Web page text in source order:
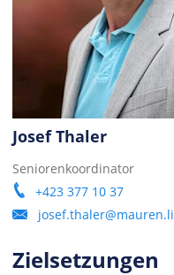
Josef Thaler
Seniorenkoordinator
+423 377 10 37
josef.thaler@mauren.li
Ziel­set­zungen